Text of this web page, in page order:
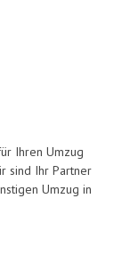
Ihren Umzug
sind Ihr Partner
Umzug in